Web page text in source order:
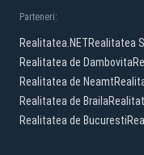
Parteneri:
Realitatea.NETRealitatea
Realitatea de Dambovita
Realitatea de Neamt
Realitatea de Braila
Realitatea de Bucuresti